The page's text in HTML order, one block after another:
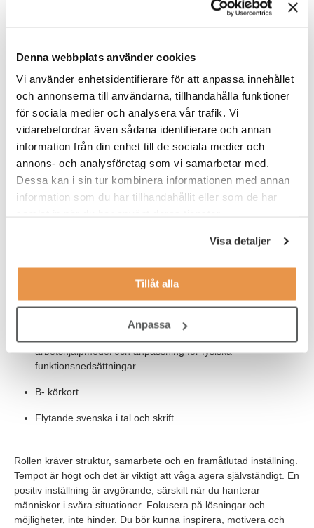
Denna webbplats använder cookies
Vi använder enhetsidentifierare för att anpassa innehållet
och annonserna till användarna, tillhandahålla funktioner
för sociala medier och analysera vår trafik. Vi
vidarebefordrar även sådana identifierare och annan
information från din enhet till de sociala medier och
annons- och analysföretag som vi samarbetar med.
Dessa kan i sin tur kombinera informationen med annan
information som du har tillhandahållit eller som de har
Visa detaljer
Tillåt alla
Anpassa
Sveriges bästa ledarutbildningar. Här utvecklas du som ledare
oavsett tidigare erfarenhet och bygger specifik kunskap kring att
erfarenheter.
Även om du är en del av ett större chefsteam, kommer du
tillsammans med tre andra Gruppchefer Rehab vara de som
tillför specialistkunskap och expertis inom området rehabilitering
till de andra cheferna. Placeringsorten är Sundsvalleller annan
ort inom distriktet enligt överenskommelse. Du kommer arbeta
inom hela Västernorrland och Jämtland. Som Gruppchef Rehab
rapporterar du direkt till Verksamhetschef.
Erfarenhet av dokumentation av rehabiliteringsärenden
Erfarenhet av att leda andra
komplexa ärenden
arbetshjälpmedel och anpassning för fysiska
funktionsnedsättningar.
B- körkort
Flytande svenska i tal och skrift
Rollen kräver struktur, samarbete och en framåtlutad inställning.
Tempot är högt och det är viktigt att våga agera självständigt. En
positiv inställning är avgörande, särskilt när du hanterar
människor i svåra situationer. Fokusera på lösningar och
möjligheter, inte hinder. Du bör kunna inspirera, motivera och